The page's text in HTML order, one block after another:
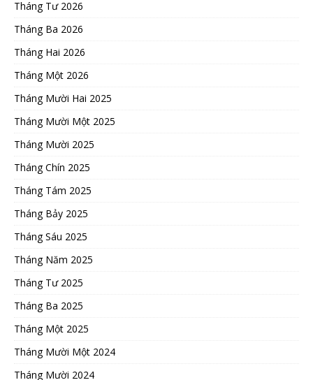
Tháng Tư 2026
Tháng Ba 2026
Tháng Hai 2026
Tháng Một 2026
Tháng Mười Hai 2025
Tháng Mười Một 2025
Tháng Mười 2025
Tháng Chín 2025
Tháng Tám 2025
Tháng Bảy 2025
Tháng Sáu 2025
Tháng Năm 2025
Tháng Tư 2025
Tháng Ba 2025
Tháng Một 2025
Tháng Mười Một 2024
Tháng Mười 2024